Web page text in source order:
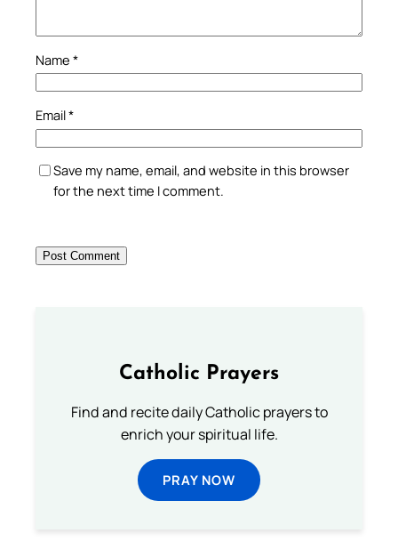
Name *
Email*
Save my name, email, and website in this browser
for the next time I comment.
Catholic Prayers
Find and recite daily Catholic prayers to
enrich your spiritual life.
PRAY NOW